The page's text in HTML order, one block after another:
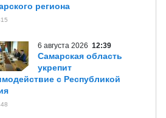
региона
6 августа 2026 12:39
Самарская область
укрепит
с Республикой